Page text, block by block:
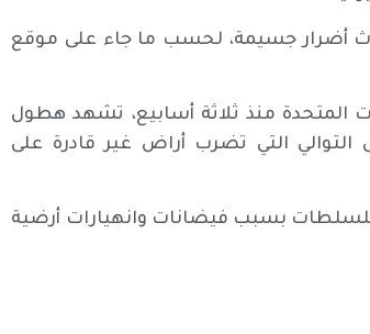
أضرار جسيمة، لحسب ما جاء على موقع
المتحدة منذ ثلاثة أسابيع، تشهد هطول
التي تضرب أراض غير قادرة على
على الأقل وفقاً للسلطات بسبب فيضانات وانهيارات أرضية